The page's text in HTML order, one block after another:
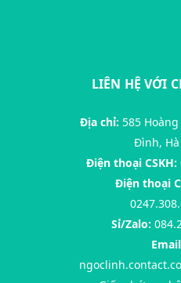
LIÊN HỆ VỚI
Địa chỉ: 585
Đình,
Điện thoại CSKH:
Điện thoại
Sỉ/Zalo: